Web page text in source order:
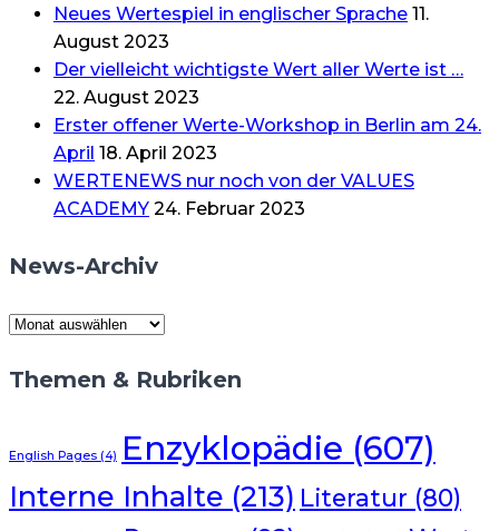
Neues Wertespiel in englischer Sprache 11.
August 2023
Der vielleicht wichtigste Wert aller Werte ist …
22. August 2023
Erster offener Werte-Workshop in Berlin am 24.
April 18. April 2023
WERTENEWS nur noch von der VALUES
ACADEMY 24. Februar 2023
News-Archiv
News-
Themen & Rubriken
English Pages (4) Enzyklopädie (607)
Interne Inhalte (213) Literatur (80)